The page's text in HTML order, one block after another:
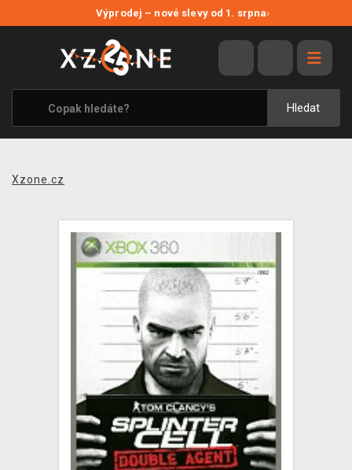
Výprodej – nové slevy od 1. srpna›
Hledat
VÝPRODEJ
VIDEOHRY
XZONE ORIGINALS
TÉMATIKY
SPOLEČENSKÉ HRY
XZONE KLUB
TCG & BOARDGAME HUB
Xzone.cz